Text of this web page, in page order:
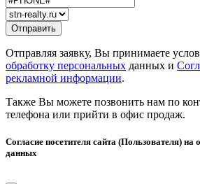
Отправляя заявку, Вы принимаете
обработку персональных данных и
рекламной информации.
Также Вы можете позвонить нам по
телефона или прийти в офис продаж.
Согласие посетителя сайта (Пользователя)
данных